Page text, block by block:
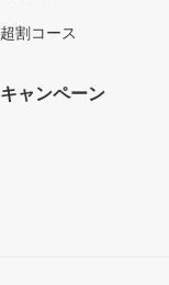
超割コース
キャンペーン